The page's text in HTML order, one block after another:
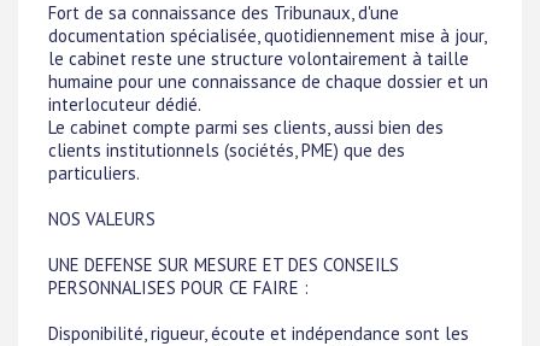
Fort de sa connaissance des Tribunaux, d'une
documentation spécialisée, quotidiennement mise à jour,
le cabinet reste une structure volontairement à taille
humaine pour une connaissance de chaque dossier et un
interlocuteur dédié.
Le cabinet compte parmi ses clients, aussi bien des
clients institutionnels (sociétés, PME) que des
particuliers.
NOS VALEURS
UNE DEFENSE SUR MESURE ET DES CONSEILS
PERSONNALISES POUR CE FAIRE :
Disponibilité, rigueur, écoute et indépendance sont les